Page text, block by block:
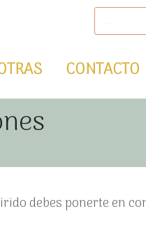
B
Q
D
A
P
O
CONTACTO
debes ponerte en